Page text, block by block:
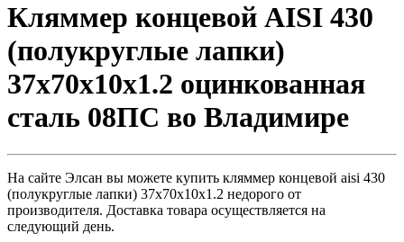
Кляммер концевой AISI 430
(полукруглые лапки)
37х70х10х1.2 оцинкованная
сталь 08ПС во Владимире
На сайте Элсан вы можете купить кляммер концевой aisi 430
(полукруглые лапки) 37х70х10х1.2 недорого от
производителя. Доставка товара осуществляется на
следующий день.